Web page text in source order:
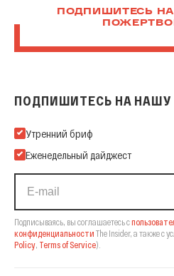
ПОДПИШИТЕСЬ
ПОДПИШИТЕСЬ НА НАШУ
Подпишитесь на нашу Email-
Утренний бриф
Еженедельный дайджест
Подписываясь, вы соглашаетесь с
конфиденциальности The Insider, а также с
Policy Terms of Service).